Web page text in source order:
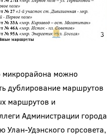
микрорайона можно
дублирование маршрутов
маршрутов и
Администрации города
Улан-Удэнского горсовета,